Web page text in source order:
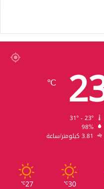
℃
98%
3.81 كيلومتر/ساعة
30
℃
27
℃